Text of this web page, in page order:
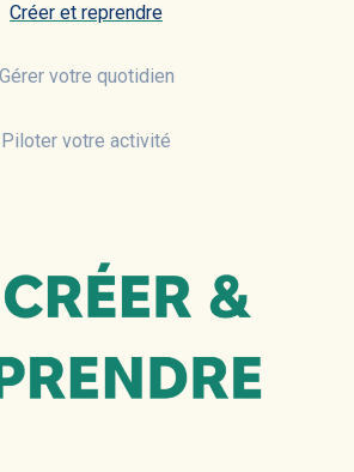
Créer et reprendre
Gérer votre quotidien
Piloter votre activité